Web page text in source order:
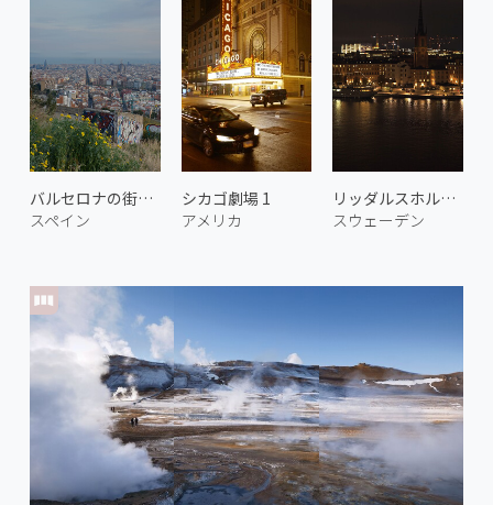
バルセロナの街並み
スペイン
シカゴ劇場 1
アメリカ
リッダルスホルメンの夜景
スウェーデン